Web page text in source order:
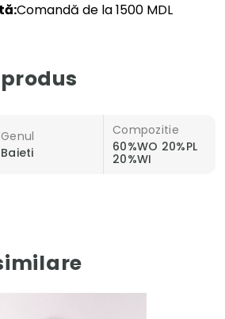
Comandă de la 1500 MDL
Genul
Baieti
Compozitie
60%WO 20%PL
20%WI